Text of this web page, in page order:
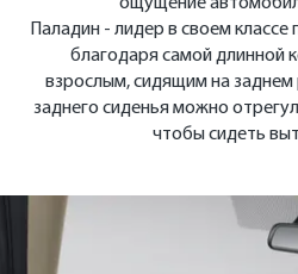
ощущение
Паладин - лидер в своем классе
благодаря самой длинной
взрослым, сидящим на заднем
заднего сиденья можно
чтобы сидеть